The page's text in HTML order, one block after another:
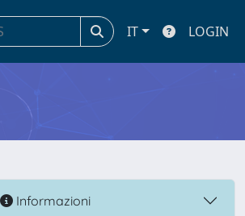
IT LOGIN
Informazioni